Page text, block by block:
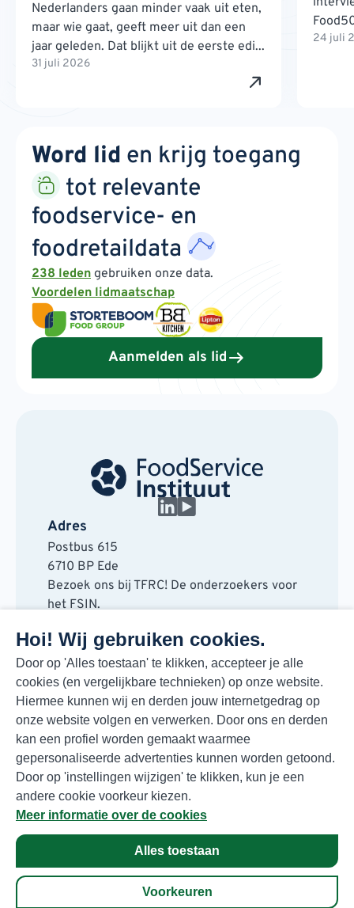
Hoi! Wij gebruiken cookies.
Door op 'Alles toestaan' te klikken, accepteer je alle
cookies (en vergelijkbare technieken) op onze website.
Hiermee kunnen wij en derden jouw internetgedrag op
onze website volgen en verwerken. Door ons en derden
kan een profiel worden gemaakt waarmee
gepersonaliseerde advertenties kunnen worden getoond.
Door op 'instellingen wijzigen' te klikken, kun je een
andere cookie voorkeur kiezen.
Meer informatie over de cookies
Alles toestaan
Voorkeuren
Nederlanders gaan minder vaak uit eten,
maar wie gaat, geeft meer uit dan een
jaar geleden. Dat blijkt uit de eerste edi...
31 juli 2026
24 juli
Word lid en krijg toegang
tot relevante
foodservice- en
foodretaildata
238 leden gebruiken onze data.
Voordelen lidmaatschap
Aanmelden als lid
Adres
Postbus 615
6710 BP Ede
Bezoek ons bij TFRC! De onderzoekers voor
het FSIN.
6717 LT Ede
Contact
088 730 48 00
info@fsin.nl
Nieuwsbrief
Elke maand de beste insights en outlooks
voor de foodmarkt!
Inschrijven
© Copyright 2026 FSIN